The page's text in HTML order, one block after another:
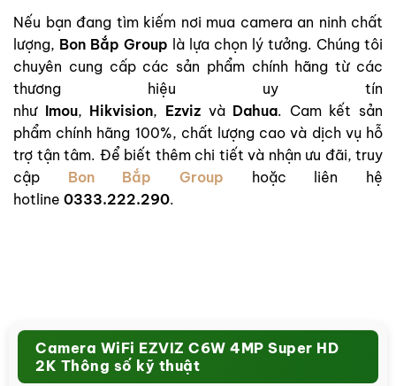
Nếu bạn đang tìm kiếm nơi mua camera an ninh chất
lượng, Bon Bắp Group là lựa chọn lý tưởng. Chúng tôi
chuyên cung cấp các sản phẩm chính hãng từ các
thương hiệu uy tín
như Imou, Hikvision, Ezvizvà Dahua. Cam kết sản
phẩm chính hãng 100%, chất lượng cao và dịch vụ hỗ
trợ tận tâm. Để biết thêm chi tiết và nhận ưu đãi, truy
cập Bon Bắp Group hoặc liên hệ
hotline 0333.222.290.
Camera WiFi EZVIZ C6W 4MP Super HD
2K Thông số kỹ thuật